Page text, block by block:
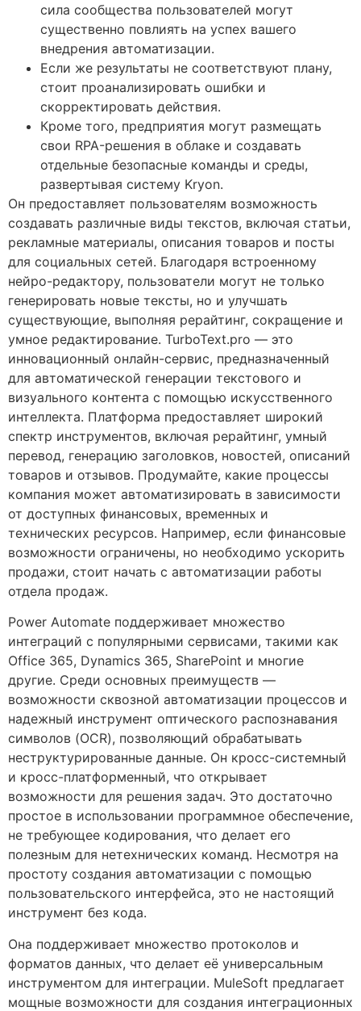
сила сообщества пользователей могут
существенно повлиять на успех вашего
внедрения автоматизации.
Если же результаты не соответствуют плану,
стоит проанализировать ошибки и
скорректировать действия.
Кроме того, предприятия могут размещать
свои RPA-решения в облаке и создавать
отдельные безопасные команды и среды,
развертывая систему Kryon.
Он предоставляет пользователям возможность
создавать различные виды текстов, включая статьи,
рекламные материалы, описания товаров и посты
для социальных сетей. Благодаря встроенному
нейро-редактору, пользователи могут не только
генерировать новые тексты, но и улучшать
существующие, выполняя рерайтинг, сокращение и
умное редактирование. TurboText.pro — это
инновационный онлайн-сервис, предназначенный
для автоматической генерации текстового и
визуального контента с помощью искусственного
интеллекта. Платформа предоставляет широкий
спектр инструментов, включая рерайтинг, умный
перевод, генерацию заголовков, новостей, описаний
товаров и отзывов. Продумайте, какие процессы
компания может автоматизировать в зависимости
от доступных финансовых, временных и
технических ресурсов. Например, если финансовые
возможности ограничены, но необходимо ускорить
продажи, стоит начать с автоматизации работы
отдела продаж.
Power Automate поддерживает множество
интеграций с популярными сервисами, такими как
Office 365, Dynamics 365, SharePoint и многие
другие. Среди основных преимуществ —
возможности сквозной автоматизации процессов и
надежный инструмент оптического распознавания
символов (OCR), позволяющий обрабатывать
неструктурированные данные. Он кросс-системный
и кросс-платформенный, что открывает
возможности для решения задач. Это достаточно
простое в использовании программное обеспечение,
не требующее кодирования, что делает его
полезным для нетехнических команд. Несмотря на
простоту создания автоматизации с помощью
пользовательского интерфейса, это не настоящий
инструмент без кода.
Она поддерживает множество протоколов и
форматов данных, что делает её универсальным
инструментом для интеграции. MuleSoft предлагает
мощные возможности для создания интеграционных